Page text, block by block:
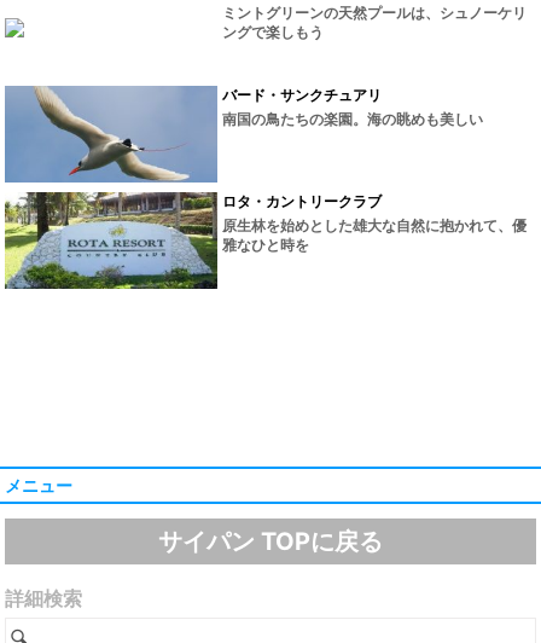
ミントグリーンの天然プールは、シュノーケリ
ングで楽しもう
バード・サンクチュアリ
南国の鳥たちの楽園。海の眺めも美しい
ロタ・カントリークラブ
原生林を始めとした雄大な自然に抱かれて、優
雅なひと時を
メニュー
サイパン TOPに戻る
詳細検索